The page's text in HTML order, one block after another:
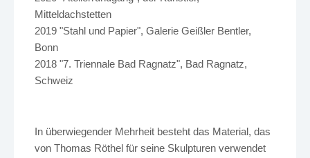
Mitteldachstetten
2019 "Stahl und Papier", Galerie Geißler Bentler,
Bonn
2018 "7. Triennale Bad Ragnatz", Bad Ragnatz,
Schweiz
In überwiegender Mehrheit besteht das Material, das
von Thomas Röthel für seine Skulpturen verwendet